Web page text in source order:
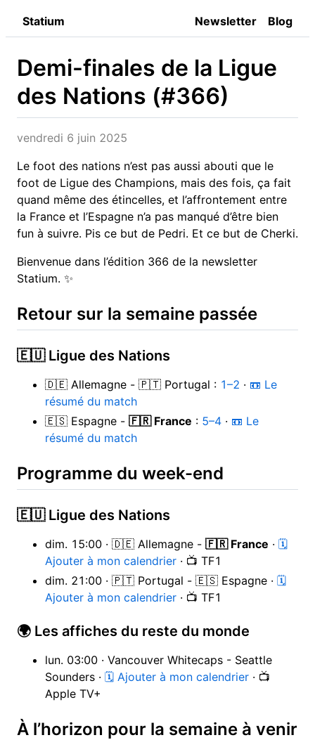
Statium Newsletter Blog
Demi-finales de la Ligue
des Nations (#366)
vendredi 6 juin 2025
Le foot des nations n’est pas aussi abouti que le
foot de Ligue des Champions, mais des fois, ça fait
quand même des étincelles, et l’affrontement entre
la France et l’Espagne n’a pas manqué d’être bien
fun à suivre. Pis ce but de Pedri. Et ce but de Cherki.
Bienvenue dans l’édition 366 de la newsletter
Statium. ✨
Retour sur la semaine passée
🇪🇺 Ligue des Nations
🇩🇪 Allemagne - 🇵🇹 Portugal : 1–2 · 📼 Le
résumé du match
🇪🇸 Espagne - 🇫🇷 France : 5–4 · 📼 Le
résumé du match
Programme du week-end
🇪🇺 Ligue des Nations
dim. 15:00 · 🇩🇪 Allemagne - 🇫🇷 France · 🗓
Ajouter à mon calendrier · 📺 TF1
dim. 21:00 · 🇵🇹 Portugal - 🇪🇸 Espagne · 🗓
Ajouter à mon calendrier · 📺 TF1
🌍 Les affiches du reste du monde
lun. 03:00 · Vancouver Whitecaps - Seattle
Sounders · 🗓 Ajouter à mon calendrier · 📺
Apple TV+
À l’horizon pour la semaine à venir